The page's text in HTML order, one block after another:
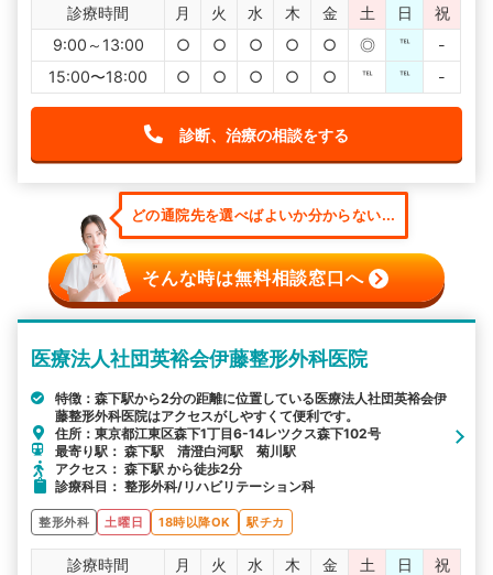
診療時間 月 火 水 木 金 土 日
祝
9:00～13:00
○ ○ ○ ○ ○ ◎ ℡
-
15:00〜18:00
○ ○ ○ ○ ○ ℡ ℡ -
診断、治療の相談をする
どの通院先を選べばよいか分からない...
そんな時は無料相談窓口へ
医療法人社団英裕会伊藤整形外科医院
特徴：森下駅から2分の距離に位置している医療法人社団英裕会伊
藤整形外科医院はアクセスがしやすくて便利です。
住所：東京都江東区森下1丁目6-14レツクス森下102号
最寄り駅： 森下駅 清澄白河駅 菊川駅
アクセス： 森下駅 から徒歩2分
診療科目： 整形外科/リハビリテーション科
整形外科 土曜日 18時以降OK 駅チカ
診療時間 月 火 水 木 金 土 日
祝